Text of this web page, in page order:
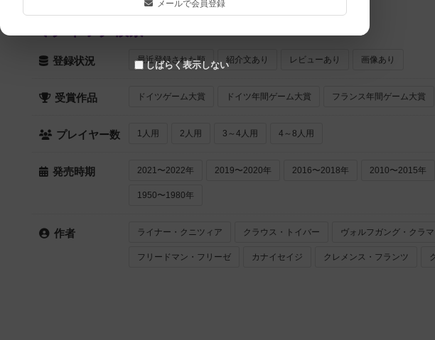
登録状況 最近登録された順 紹介文あり レビューあり 画像あり
受賞作品 ドイツゲーム大賞 ドイツ年間ゲーム大賞 フランス年間ゲーム大賞
プレイヤー数 1人用 2人用 3～4人用 4～8人用
発売時期 2021〜2022年 2019〜2020年 2016〜2018年 2010〜2015年
1950〜1980年
作者 ライナー・クニツィア クラウス・トイバー ヴォルフガング・クラ
フリードマン・フリーゼ カナイセイジ クレメンス・フランツ
メールで会員登録
しばらく表示しない